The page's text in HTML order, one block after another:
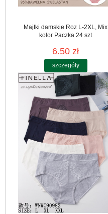
Majtki damskie Roz L-2XL, Mix
kolor Paczka 24 szt
6.50 zł
szczegóły